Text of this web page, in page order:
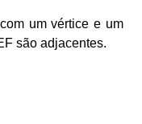
um vértice e um
são adjacentes.